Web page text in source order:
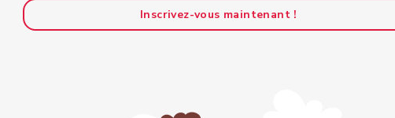
Inscrivez-vous maintenant !